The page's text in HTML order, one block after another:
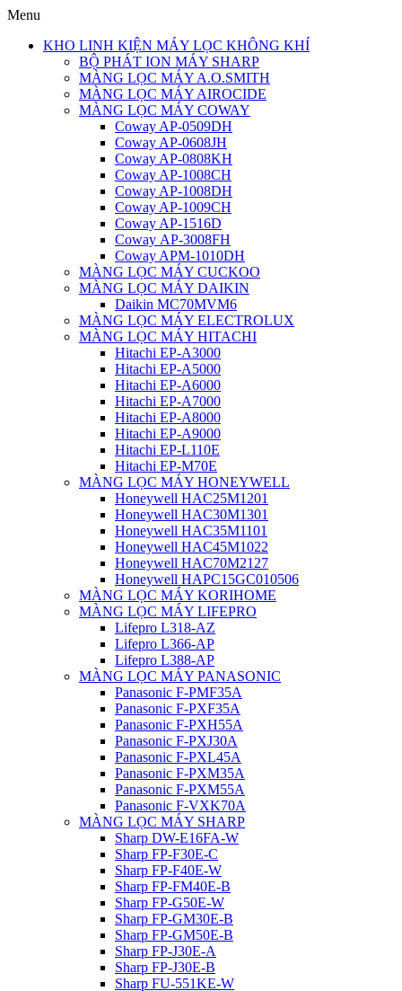
Menu
KHO LINH KIỆN MÁY LỌC KHÔNG KHÍ
BỘ PHÁT ION MÁY SHARP
MÀNG LỌC MÁY A.O.SMITH
MÀNG LỌC MÁY AIROCIDE
MÀNG LỌC MÁY COWAY
Coway AP-0509DH
Coway AP-0608JH
Coway AP-0808KH
Coway AP-1008CH
Coway AP-1008DH
Coway AP-1009CH
Coway AP-1516D
Coway AP-3008FH
Coway APM-1010DH
MÀNG LỌC MÁY CUCKOO
MÀNG LỌC MÁY DAIKIN
Daikin MC70MVM6
MÀNG LỌC MÁY ELECTROLUX
MÀNG LỌC MÁY HITACHI
Hitachi EP-A3000
Hitachi EP-A5000
Hitachi EP-A6000
Hitachi EP-A7000
Hitachi EP-A8000
Hitachi EP-A9000
Hitachi EP-L110E
Hitachi EP-M70E
MÀNG LỌC MÁY HONEYWELL
Honeywell HAC25M1201
Honeywell HAC30M1301
Honeywell HAC35M1101
Honeywell HAC45M1022
Honeywell HAC70M2127
Honeywell HAPC15GC010506
MÀNG LỌC MÁY KORIHOME
MÀNG LỌC MÁY LIFEPRO
Lifepro L318-AZ
Lifepro L366-AP
Lifepro L388-AP
MÀNG LỌC MÁY PANASONIC
Panasonic F-PMF35A
Panasonic F-PXF35A
Panasonic F-PXH55A
Panasonic F-PXJ30A
Panasonic F-PXL45A
Panasonic F-PXM35A
Panasonic F-PXM55A
Panasonic F-VXK70A
MÀNG LỌC MÁY SHARP
Sharp DW-E16FA-W
Sharp FP-F30E-C
Sharp FP-F40E-W
Sharp FP-FM40E-B
Sharp FP-G50E-W
Sharp FP-GM30E-B
Sharp FP-GM50E-B
Sharp FP-J30E-A
Sharp FP-J30E-B
Sharp FU-551KE-W